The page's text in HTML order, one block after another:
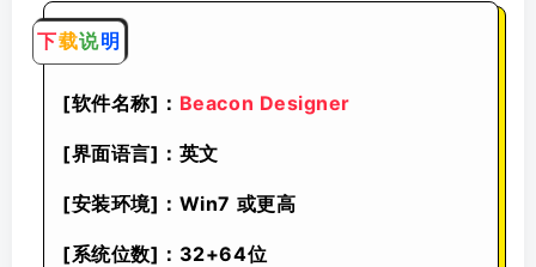
下载说明
[软件名称]： Beacon Designer
[界面语言]：英文
[安装环境]：Win7 或更高
[系统位数]：32+64位